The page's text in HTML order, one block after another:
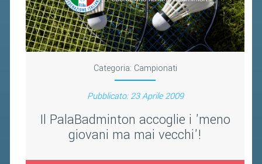
Categoria: Campionati
Pubblicato: 23 Aprile 2009
Il PalaBadminton accoglie i 'meno
giovani ma mai vecchi'!
2022
2021
2020
2019
2018